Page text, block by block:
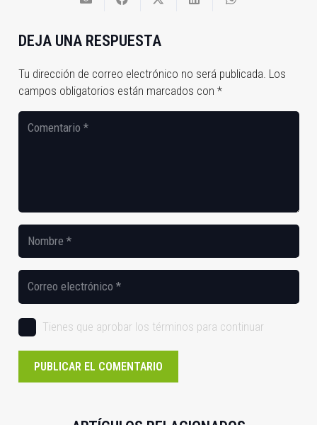
DEJA UNA RESPUESTA
Tu dirección de correo electrónico no será publicada. Los
campos obligatorios están marcados con *
Tienes que aprobar los términos para continuar
PUBLICAR EL COMENTARIO